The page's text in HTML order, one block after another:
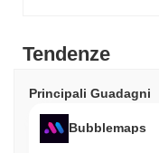
Tendenze
Principali Guadagni
Bubblemaps